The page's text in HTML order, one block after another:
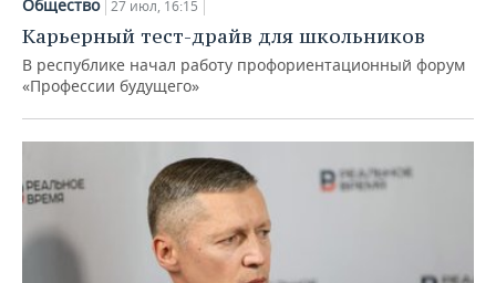
Общество 27 июл, 16:15
Карьерный тест-драйв для школьников
В республике начал работу профориентационный форум
«Профессии будущего»